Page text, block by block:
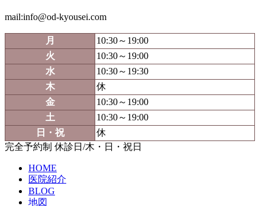
mail:info@od-kyousei.com
月
10:30～19:00
火
10:30～19:00
水
10:30～19:30
木
休
金
10:30～19:00
土
10:30～19:00
日・祝
休
完全予約制 休診日/木・日・祝日
HOME
医院紹介
BLOG
地図